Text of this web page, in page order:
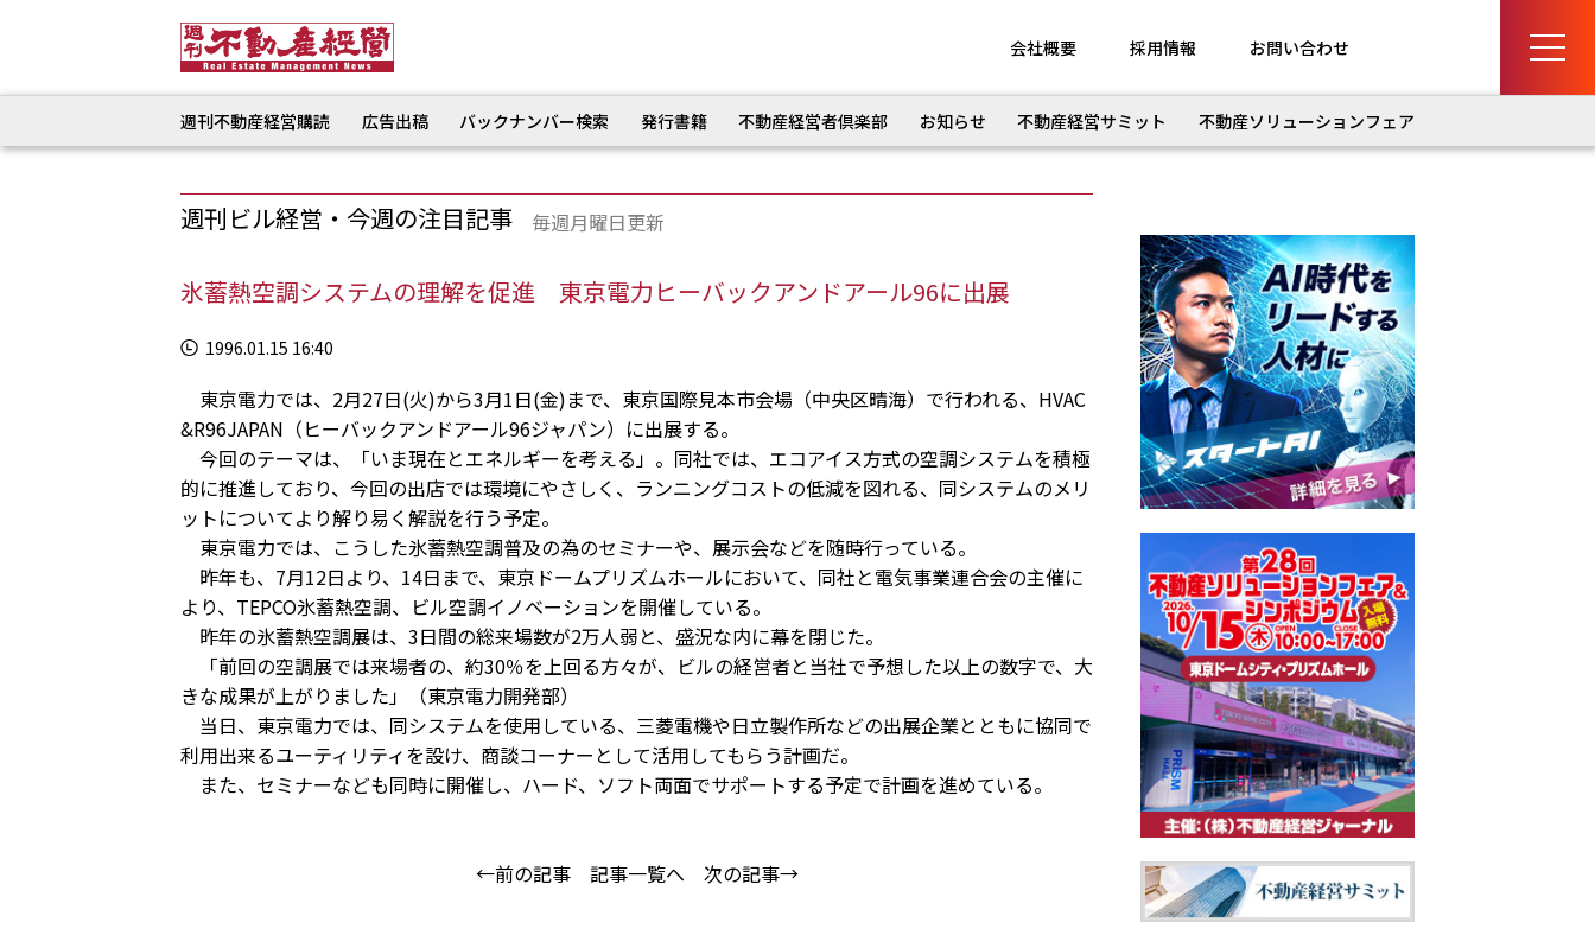
会社概要 採用情報 お問い合わせ
週刊不動産経営購読 広告出稿 バックナンバー検索 発行書籍 不動産経営者倶楽部 お知らせ 不動産経営サミット 不動産ソリューションフェア
週刊ビル経営・今週の注目記事 毎週月曜日更新
氷蓄熱空調システムの理解を促進 東京電力ヒーバックアンドアール96に出展
1996.01.15 16:40
東京電力では、2月27日(火)から3月1日(金)まで、東京国際見本市会場（中央区晴海）で行われる、HVAC
&R96JAPAN（ヒーバックアンドアール96ジャパン）に出展する。
今回のテーマは、「いま現在とエネルギーを考える」。同社では、エコアイス方式の空調システムを積極
的に推進しており、今回の出店では環境にやさしく、ランニングコストの低減を図れる、同システムのメリ
ットについてより解り易く解説を行う予定。
東京電力では、こうした氷蓄熱空調普及の為のセミナーや、展示会などを随時行っている。
昨年も、7月12日より、14日まで、東京ドームプリズムホールにおいて、同社と電気事業連合会の主催に
より、TEPCO氷蓄熱空調、ビル空調イノベーションを開催している。
昨年の氷蓄熱空調展は、3日間の総来場数が2万人弱と、盛況な内に幕を閉じた。
「前回の空調展では来場者の、約30％を上回る方々が、ビルの経営者と当社で予想した以上の数字で、大
きな成果が上がりました」（東京電力開発部）
当日、東京電力では、同システムを使用している、三菱電機や日立製作所などの出展企業とともに協同で
利用出来るユーティリティを設け、商談コーナーとして活用してもらう計画だ。
また、セミナーなども同時に開催し、ハード、ソフト両面でサポートする予定で計画を進めている。
←前の記事 記事一覧へ 次の記事→